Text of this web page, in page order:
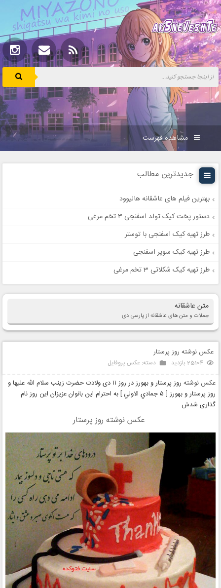
مشاهده فهرست
جدیدترین مطالب
بهترین فیلم های عاشقانه هالیوود
دستور پخت کیک تولد اسفنجی ۳ تخم مرغی
طرز تهیه کیک اسفنجی با توستر
طرز تهیه کیک سوپر اسفنجی
طرز تهیه کیک شکلاتی 3 تخم مرغی
متن عاشقانه
جملات و متن های عاشقانه از پارسی دی
عکس نوشته روز پرستار
25104 بازدید دسته: عکس پروفایل
عکس نوشته
روز پرستار و بهورز در روز ۱۱ دی ولادت حضرت زینب سلام الله علیها و
روز پرستار و بهورز [ ٥ جمادي الاولي ] به احترام این بانوان عزیزان این روز نام
گذاری شدش
عکس نوشته روز پرستار